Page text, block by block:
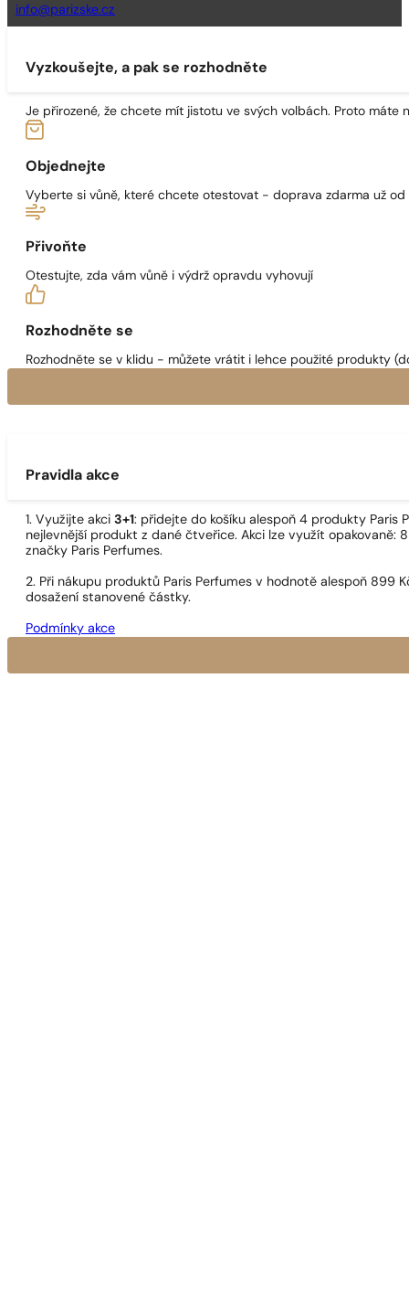
info@parizske.cz
Vyzkoušejte, a pak se rozhodněte
Je přirozené, že chcete mít jistotu ve svých volbách. Proto máte
Objednejte
Vyberte si vůně, které chcete otestovat - doprava zdarma už
Přivoňte
Otestujte, zda vám vůně i výdrž opravdu vyhovují
Rozhodněte se
Rozhodněte se v klidu - můžete vrátit i lehce použité produkty
Pravidla akce
1. Využijte akci 3+1: přidejte do košíku alespoň 4 produkty
nejlevnější produkt z dané čtveřice. Akci lze využít opakovaně:
značky Paris Perfumes.
2. Při nákupu produktů Paris Perfumes v hodnotě alespoň
dosažení stanovené částky.
Podmínky akce